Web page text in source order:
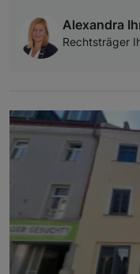
Alexandra
Rechtsträger